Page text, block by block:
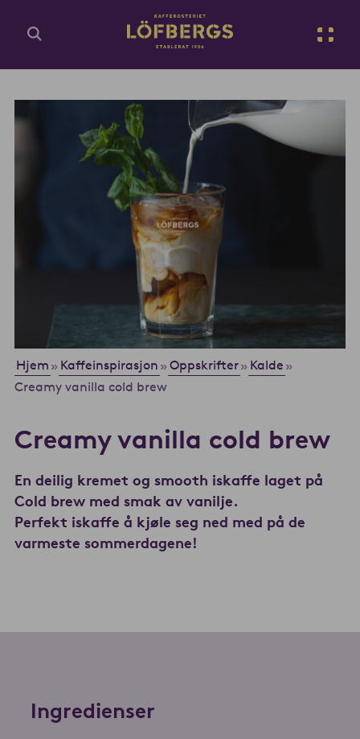
Gå til hovedinnhold
No
Rediger gjeldende innhold
Hjem » Kaffeinspirasjon » Oppskrifter» Kalde »
Creamy vanilla cold brew
Creamy vanilla cold brew
En deilig kremet og smooth iskaffe laget på
Cold brew med smak av vanilje.
Perfekt iskaffe å kjøle seg ned med på de
varmeste sommerdagene!
Ingredienser